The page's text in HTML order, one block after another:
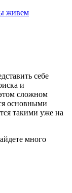
живем
себе
и
сложном
основными
такими уже на
много